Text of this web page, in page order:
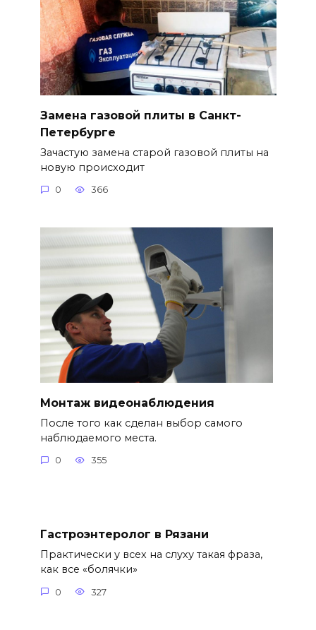
Замена газовой плиты в Санкт-
Петербурге
Зачастую замена старой газовой плиты на
новую происходит
0 366
Монтаж видеонаблюдения
После того как сделан выбор самого
наблюдаемого места.
0 355
Гастроэнтеролог в Рязани
Практически у всех на слуху такая фраза,
как все «болячки»
0 327